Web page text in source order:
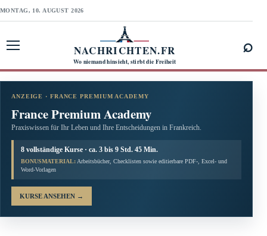
MONTAG, 10. AUGUST 2026
NACHRICHTEN.FR
Wo niemand hinsieht, stirbt die Freiheit
⌕
ANZEIGE · FRANCE PREMIUM ACADEMY
France Premium Academy
Praxiswissen für Ihr Leben und Ihre Entscheidungen in Frankreich.
8 vollständige Kurse · ca. 3 bis 9 Std. 45 Min.
BONUSMATERIAL: Arbeitsbücher, Checklisten sowie editierbare PDF-, Excel- und
Word-Vorlagen
KURSE ANSEHEN →